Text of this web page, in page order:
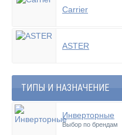
Carrier
ASTER
ТИПЫ И НАЗНАЧЕНИЕ
Инверторные
Выбор по брендам